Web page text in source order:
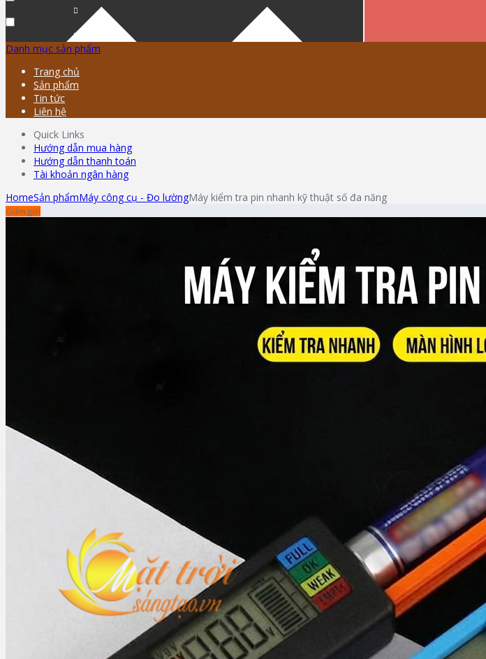
Danh mục sản phẩm
Trang chủ
Sản phẩm
Tin tức
Liên hệ
Quick Links
Hướng dẫn mua hàng
Hướng dẫn thanh toán
Tài khoản ngân hàng
HomeSản phẩmMáy công cụ - Đo lườngMáy kiểm tra pin nhanh kỹ thuật số đa năng
Giảm giá!